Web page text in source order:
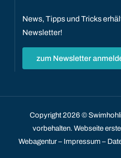
News, Tipps und Tricks
Newsletter!
zum Newsletter
Copyright2026 ©
vorbehalten. Webseite
Webagentur – Impressum –